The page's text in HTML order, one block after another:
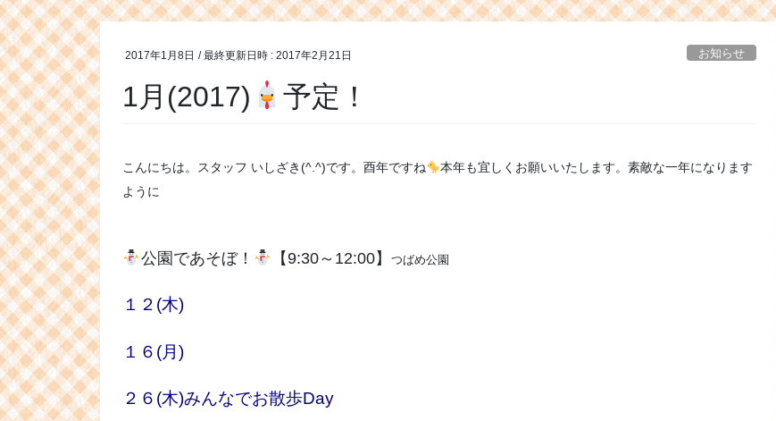
2017年1月8日 / 最終更新日時 : 2017年2月21日 お知らせ
1月(2017) 予定！
こんにちは。スタッフ いしざき(^.^)です。酉年ですね
本年も宜しくお願いいたします。素敵な一年になります
ように
公園であそぼ！ 【9:30～12:00】 つばめ公園
１２(木)
１６(月)
２６(木)みんなでお散歩Day